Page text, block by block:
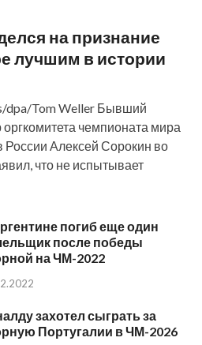
на признание
лучшим в истории
dpa/Tom Weller Бывший
чемпионата мира
России Алексей Сорокин во
что не испытывает
погиб еще один
после победы
на ЧМ-2022
захотел сыграть за
Португалии в ЧМ-2026